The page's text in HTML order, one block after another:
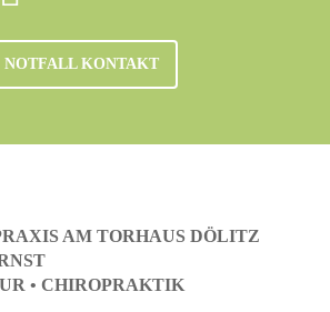
NOTFALL KONTAKT
AM TORHAUS DÖLITZ
• CHIROPRAKTIK